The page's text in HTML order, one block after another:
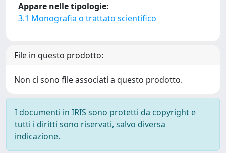
Appare nelle tipologie:
3.1 Monografia o trattato scientifico
File in questo prodotto:
Non ci sono file associati a questo prodotto.
I documenti in IRIS sono protetti da copyright e
tutti i diritti sono riservati, salvo diversa
indicazione.